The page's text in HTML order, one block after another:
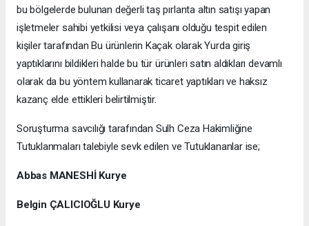
bu bölgelerde bulunan değerli taş pırlanta altın satışı yapan
işletmeler sahibi yetkilisi veya çalışanı olduğu tespit edilen
kişiler tarafından Bu ürünlerin Kaçak olarak Yurda giriş
yaptıklarını bildikleri halde bu tür ürünleri satın aldıkları devamlı
olarak da bu yöntem kullanarak ticaret yaptıkları ve haksız
kazanç elde ettikleri belirtilmiştir.
Soruşturma savcılığı tarafından Sulh Ceza Hakimliğine
Tutuklanmaları talebiyle sevk edilen ve Tutuklananlar ise;
Abbas MANESHİ Kurye
Belgin ÇALICIOĞLU Kurye